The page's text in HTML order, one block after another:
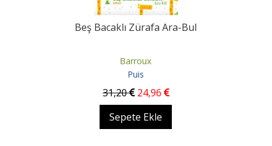
Beş Bacaklı Zürafa Ara-Bul
Barroux
Puis
31,20 24,96
Sepete Ekle